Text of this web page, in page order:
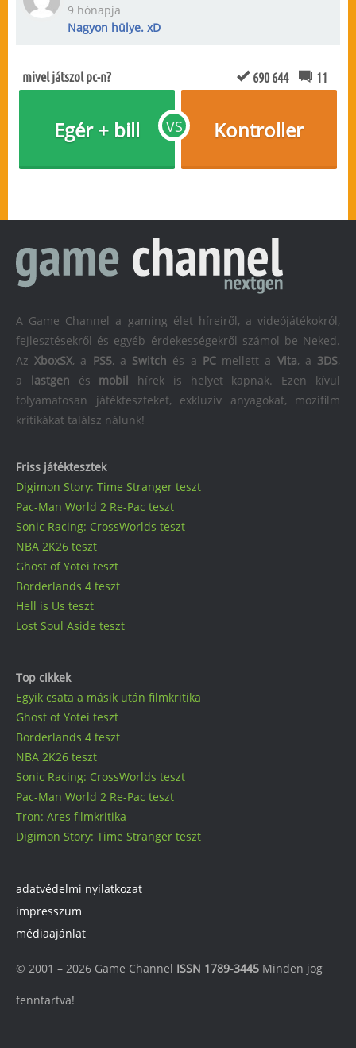
9 hónapja
Nagyon hülye. xD
mivel játszol pc-n? 690 644 11
VS
Egér + bill Kontroller
Friss játéktesztek
Digimon Story: Time Stranger teszt
Pac-Man World 2 Re-Pac teszt
Sonic Racing: CrossWorlds teszt
NBA 2K26 teszt
Ghost of Yotei teszt
Borderlands 4 teszt
Hell is Us teszt
Lost Soul Aside teszt
Top cikkek
Egyik csata a másik után filmkritika
Ghost of Yotei teszt
Borderlands 4 teszt
NBA 2K26 teszt
Sonic Racing: CrossWorlds teszt
Pac-Man World 2 Re-Pac teszt
Tron: Ares filmkritika
Digimon Story: Time Stranger teszt
A Game Channel a gaming élet híreiről, a videójátékokról,
fejlesztésekről és egyéb érdekességekről számol be Neked.
AzXboxSX, a PS5, a Switch és a PCmellett a Vita, a 3DS,
a
lastgen és mobil
hírek is helyet kapnak. Ezen kívül
folyamatosan játékteszteket, exkluzív anyagokat, mozifilm
kritikákat találsz nálunk!
adatvédelmi nyilatkozat
impresszum
médiaajánlat
© 2001 – 2026 Game Channel ISSN 1789-3445 Minden jog
fenntartva!